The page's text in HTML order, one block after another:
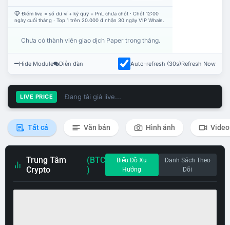
Điểm live = số dư ví + ký quỹ + PnL chưa chốt · Chốt 12:00
ngày cuối tháng · Top 1 trên 20.000 đ nhận 30 ngày VIP Whale.
Chưa có thành viên giao dịch Paper trong tháng.
Hide Module Diễn đàn Auto-refresh (30s)Refresh Now
LIVE PRICE Đang tải giá live...
Tất cả Văn bản Hình ảnh Video
Trung Tâm
Crypto
(BTC
)
Biểu Đồ Xu
Hướng
Danh Sách Theo
Dõi